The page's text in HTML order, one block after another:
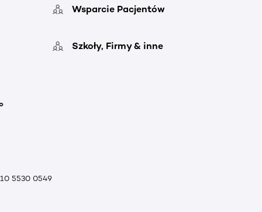
Wsparcie Pacjentów
Szkoły, Firmy & inne
5530 0549